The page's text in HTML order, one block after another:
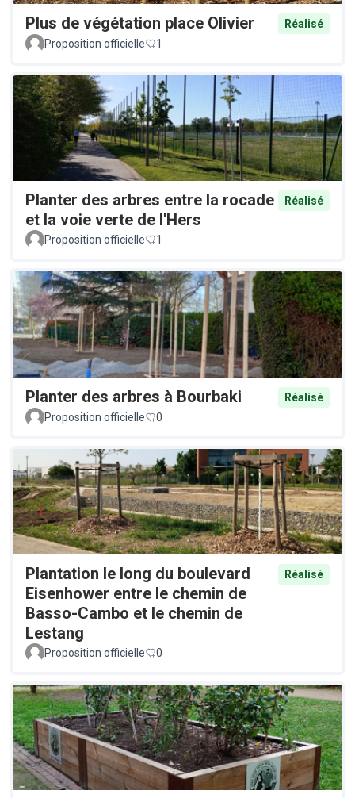
Plus de végétation place Olivier
Réalisé
Proposition officielle
1
Planter des arbres entre la rocade
et la voie verte de l'Hers
Réalisé
Proposition officielle 1
Planter des arbres à Bourbaki
Réalisé
Proposition officielle
0
Plantation le long du boulevard
Eisenhower entre le chemin de
Basso-Cambo et le chemin de
Lestang
Réalisé
Proposition officielle 0